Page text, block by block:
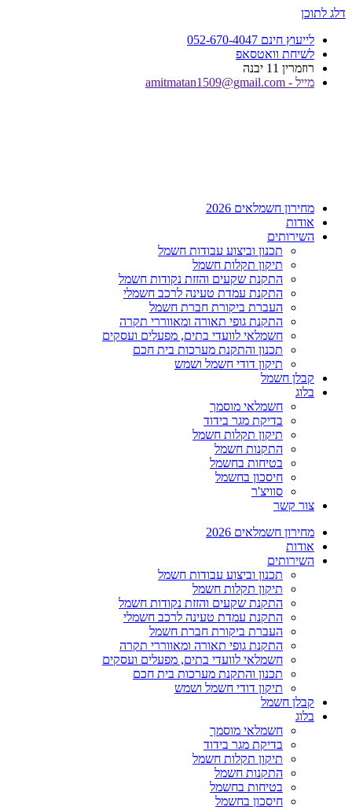
דלג לתוכן
לייעוץ חינם 052-670-4047
לשיחת וואטסאפ
רוזמרין 11 יבנה
מייל - amitmatan1509@gmail.com
מחירון חשמלאים 2026
אודות
השירותים
תכנון וביצוע עבודות חשמל
תיקון תקלות חשמל
התקנת שקעים והזזת נקודות חשמל
התקנת עמדת טעינה לרכב חשמלי
העברת ביקורת חברת חשמל
התקנת גופי תאורה ומאווררי תקרה
חשמלאי לוועדי בתים, מפעלים ועסקים
תכנון והתקנת מערכות בית חכם
תיקון דודי חשמל ושמש
קבלן חשמל
בלוג
חשמלאי מוסמך
בדיקת מגר בידוד
תיקון תקלות חשמל
התקנות חשמל
בטיחות בחשמל
חיסכון בחשמל
סוויצ'ר
צור קשר
מחירון חשמלאים 2026
אודות
השירותים
תכנון וביצוע עבודות חשמל
תיקון תקלות חשמל
התקנת שקעים והזזת נקודות חשמל
התקנת עמדת טעינה לרכב חשמלי
העברת ביקורת חברת חשמל
התקנת גופי תאורה ומאווררי תקרה
חשמלאי לוועדי בתים, מפעלים ועסקים
תכנון והתקנת מערכות בית חכם
תיקון דודי חשמל ושמש
קבלן חשמל
בלוג
חשמלאי מוסמך
בדיקת מגר בידוד
תיקון תקלות חשמל
התקנות חשמל
בטיחות בחשמל
חיסכון בחשמל